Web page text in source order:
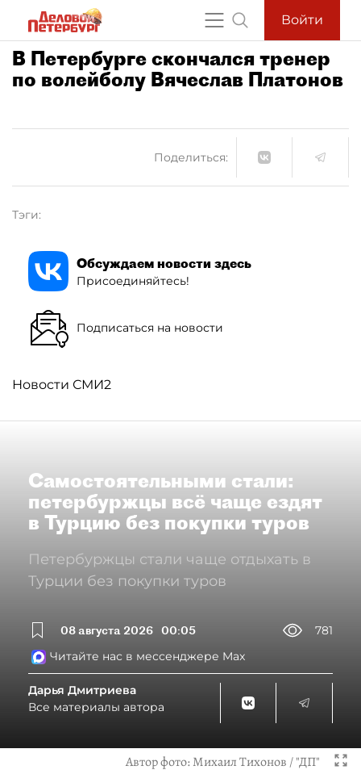
Войти
В Петербурге скончался тренер
по волейболу Вячеслав Платонов
Поделиться:
Тэги:
Обсуждаем новости здесь
Присоединяйтесь!
Подписаться на новости
Новости СМИ2
Самостоятельными стали:
петербуржцы всё чаще ездят
в Турцию без покупки туров
Петербуржцы стали чаще отдыхать в
Турции без покупки туров
08 августа 2026 00:05
781
Читайте нас в мессенджере Max
Дарья Дмитриева
Все материалы автора
Автор фото:Михаил Тихонов / "ДП"